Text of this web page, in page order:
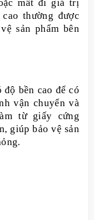
mất đi giá trị
thường được
sản phẩm bên
độ bền cao để có
vận chuyển và
từ giấy cứng
giúp bảo vệ sản